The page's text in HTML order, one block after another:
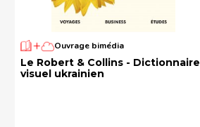
Ouvrage bimédia
Le Robert & Collins - Dictionnaire
visuel ukrainien